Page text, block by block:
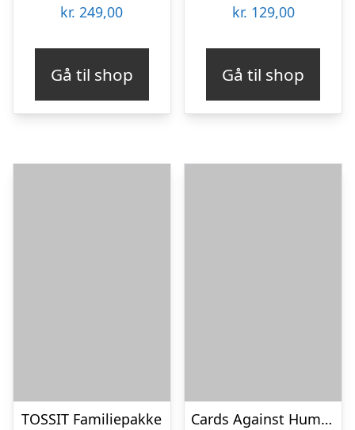
kr. 249,00
Gå til shop
kr. 129,00
Gå til shop
TOSSIT Familiepakke
Cards Against Humanity – Red Box